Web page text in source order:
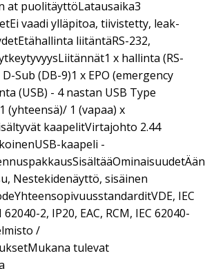
at puolitäyttöLatausaika3
vaadi ylläpitoa, tiivistetty, leak-
liitäntäRS-232,
x hallinta (RS-
Sub (DB-9)1 x EPO (emergency
(USB) - 4 nastan USB Type
(yhteensä)/ 1 (vapaa) x
kaapelitVirtajohto 2.44
kaapeli -
Nestekidenäyttö, sisäinen
IEC
2, IP20, EAC, RCM, IEC 62040-
/
tulevat